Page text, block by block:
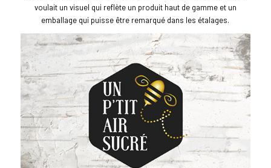
voulait un visuel qui reflète un produit haut de gamme et un
emballage qui puisse être remarqué dans les étalages.